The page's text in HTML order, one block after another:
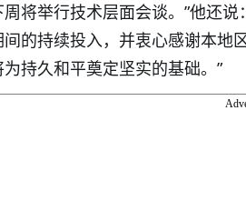
将举行技术层面会谈。”他还
的持续投入，并衷心感谢本地
持久和平奠定坚实的基础。”